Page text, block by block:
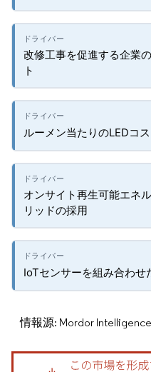
改修工事を促進する企業
ト
ルーメン当たりのLEDコ
オンサイト再生可能エネ
リッドの採用
IoTセンサーを組み合わせ
情報源: Mordor Intelligence